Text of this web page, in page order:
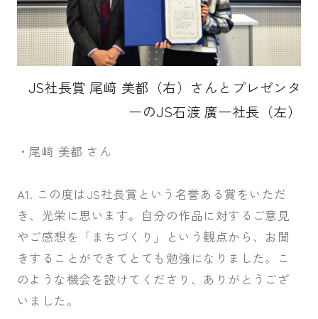
JS社長賞 尾﨑 美都（右）さんとプレゼンタ
ーのJS石渡 廣一社長（左）
・尾﨑 美都 さん
A1. この度はJS社長賞という名誉ある賞をいただ
き、光栄に思います。自分の作品に対するご意見
やご感想を「まちづくり」という観点から、お聞
きすることができてとても勉強になりました。こ
のような機会を設けてくださり、ありがとうござ
いました。